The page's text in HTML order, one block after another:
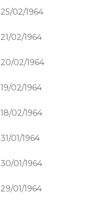
25/02/1964
21/02/1964
20/02/1964
19/02/1964
18/02/1964
31/01/1964
30/01/1964
29/01/1964